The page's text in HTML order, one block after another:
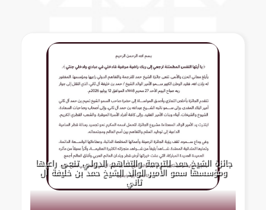
جائزة الشيخ حمد للترجمة والتفاهم الدولي تنعى راعيها
ومؤسسها سمو الأمير الوالد الشيخ حمد بن خليفة آل
ثاني